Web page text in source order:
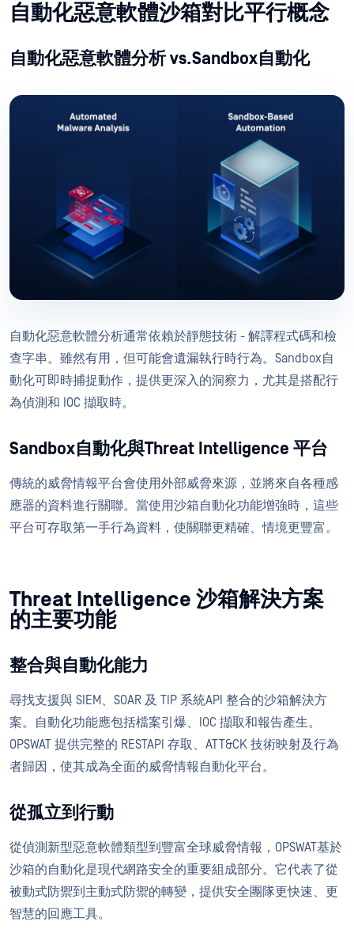
自動化惡意軟體沙箱對比平行概念
自動化惡意軟體分析 vs.Sandbox自動化
自動化惡意軟體分析通常依賴於靜態技術 - 解譯程式碼和檢
查字串。雖然有用，但可能會遺漏執行時行為。Sandbox自
動化可即時捕捉動作，提供更深入的洞察力，尤其是搭配行
為偵測和 IOC 擷取時。
Sandbox自動化與Threat Intelligence 平台
傳統的威脅情報平台會使用外部威脅來源，並將來自各種感
應器的資料進行關聯。當使用沙箱自動化功能增強時，這些
平台可存取第一手行為資料，使關聯更精確、情境更豐富。
Threat Intelligence 沙箱解決方案
的主要功能
整合與自動化能力
尋找支援與 SIEM、SOAR 及 TIP 系統API 整合的沙箱解決方
案。自動化功能應包括檔案引爆、IOC 擷取和報告產生。
OPSWAT 提供完整的 RESTAPI 存取、ATT&CK 技術映射及行為
者歸因，使其成為全面的威脅情報自動化平台。
從孤立到行動
從偵測新型惡意軟體類型到豐富全球威脅情報，OPSWAT基於
沙箱的自動化是現代網路安全的重要組成部分。它代表了從
被動式防禦到主動式防禦的轉變，提供安全團隊更快速、更
智慧的回應工具。